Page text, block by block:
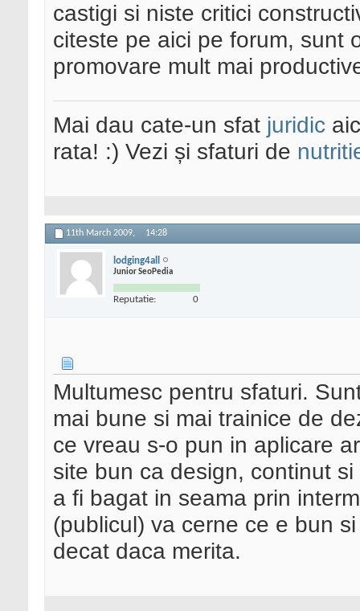
castigi si niste critici
citeste pe aici pe forum, sunt
promovare mult mai
Mai dau cate-un sfat juridic
rata! :) Vezi și sfaturi de
11th March 2009, 14:28
lodging4all
Junior SeoPedia
Reputatie: 0
Multumesc pentru sfaturi.
mai bune si mai trainice de
ce vreau s-o pun in aplicare
site bun ca design, continut
a fi bagat in seama prin
(publicul) va cerne ce e bun
decat daca merita.